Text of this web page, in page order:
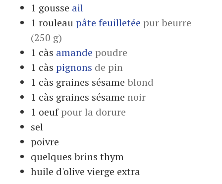
1 gousse ail
1 rouleaupâte feuilletée pur beurre
(250 g)
1 càs amande poudre
1 càs pignons de pin
1 càs graines sésame blond
1 càs graines sésame noir
1 oeuf pour la dorure
sel
poivre
quelques brins thym
huile d'olive vierge extra